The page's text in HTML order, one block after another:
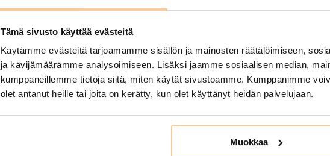
Tämä sivusto käyttää evästeitä
Käytämme evästeitä tarjoamamme sisällön ja mainosten räätälöimiseen,
ja kävijämäärämme analysoimiseen. Lisäksi jaamme sosiaalisen median,
kumppaneillemme tietoja siitä, miten käytät sivustoamme. Kumppanimme
olet antanut heille tai joita on kerätty, kun olet käyttänyt heidän palvelujaan.
Muokkaa
Posted byJohanna Matilainenon11.12.2024
Arkivuorokaudet alkaen 180€ / kpl. Varaa nyt – saat hyvän
Riihitähti-huvilassa Muuramessa: ”Olin tekemässä etätöitä
vaihteessa. Etätyö Riihivuoressa tarjoaa mahdollisuuden yhdistää
ympäristö, joka edistää hyvinvointia ja luovuutta. Alueen monipuoliset
Tags:etätöissä mökillä,etätyö,huvila,huvila kustavissa,hyvinvointi,laadukas huvila,
tiimipalaverit mökillä,vuokramökki,yrityskäyttö